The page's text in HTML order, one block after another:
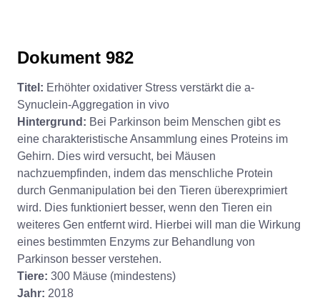
Dokument 982
Titel: Erhöhter oxidativer Stress verstärkt die a-
Synuclein-Aggregation in vivo
Hintergrund: Bei Parkinson beim Menschen gibt es
eine charakteristische Ansammlung eines Proteins im
Gehirn. Dies wird versucht, bei Mäusen
nachzuempfinden, indem das menschliche Protein
durch Genmanipulation bei den Tieren überexprimiert
wird. Dies funktioniert besser, wenn den Tieren ein
weiteres Gen entfernt wird. Hierbei will man die Wirkung
eines bestimmten Enzyms zur Behandlung von
Parkinson besser verstehen.
Tiere: 300 Mäuse (mindestens)
Jahr: 2018